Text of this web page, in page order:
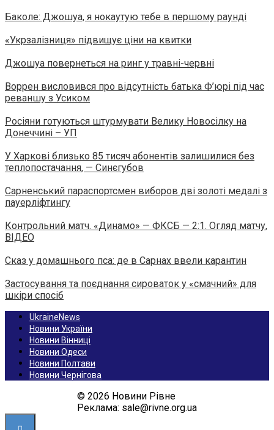
Баколе: Джошуа, я нокаутую тебе в першому раунді
«Укрзалізниця» підвищує ціни на квитки
Джошуа повернеться на ринг у травні-червні
Воррен висловився про відсутність батька Ф’юрі під час
реваншу з Усиком
Росіяни готуються штурмувати Велику Новосілку на
Донеччині – УП
У Харкові близько 85 тисяч абонентів залишилися без
теплопостачання, — Синєгубов
Сарненський параспортсмен виборов дві золоті медалі з
пауерліфтингу
Контрольний матч. «Динамо» — ФКСБ — 2:1. Огляд матчу,
ВІДЕО
Сказ у домашнього пса: де в Сарнах ввели карантин
Застосування та поєднання сироваток у «смачний» для
шкіри спосіб
UkraineNews
Новини України
Новини Вінниці
Новини Одеси
Новини Полтави
Новини Чернігова
© 2026 Новини Рівне
Реклама: sale@rivne.org.ua